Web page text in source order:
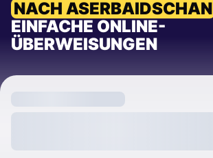
NACH ASERBAIDSCHAN
EINFACHE ONLINE-
ÜBERWEISUNGEN